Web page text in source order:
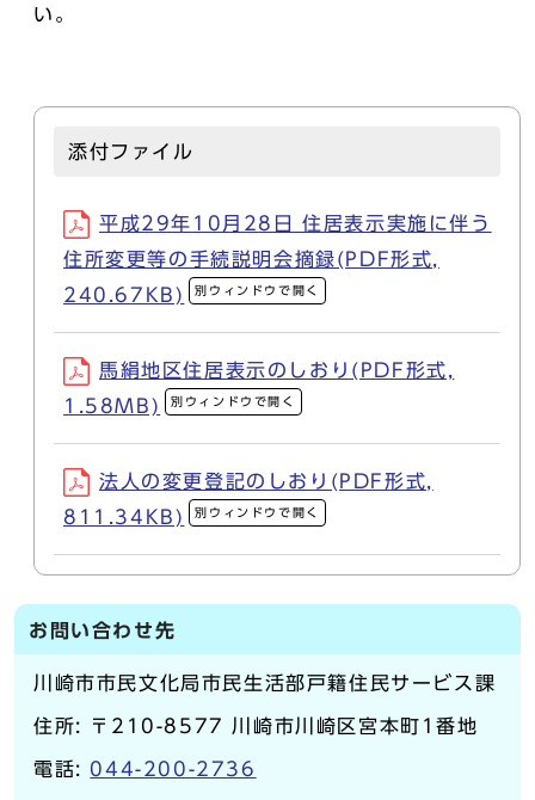
い。
添付ファイル
平成29年10月28日 住居表示実施に伴う
住所変更等の手続説明会摘録(PDF形式,
240.67KB)
別ウィンドウで開く
馬絹地区住居表示のしおり(PDF形式,
1.58MB)
別ウィンドウで開く
法人の変更登記のしおり(PDF形式,
811.34KB)
別ウィンドウで開く
お問い合わせ先
川崎市市民文化局市民生活部戸籍住民サービス課
住所: 〒210-8577 川崎市川崎区宮本町1番地
電話: 044-200-2736